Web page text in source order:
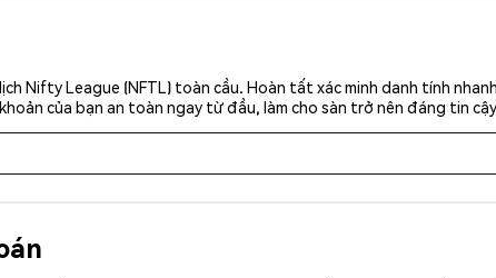
Nifty League (NFTL) toàn cầu. Hoàn tất xác minh danh tính
của bạn an toàn ngay từ đầu, làm cho sàn trở nên đáng tin